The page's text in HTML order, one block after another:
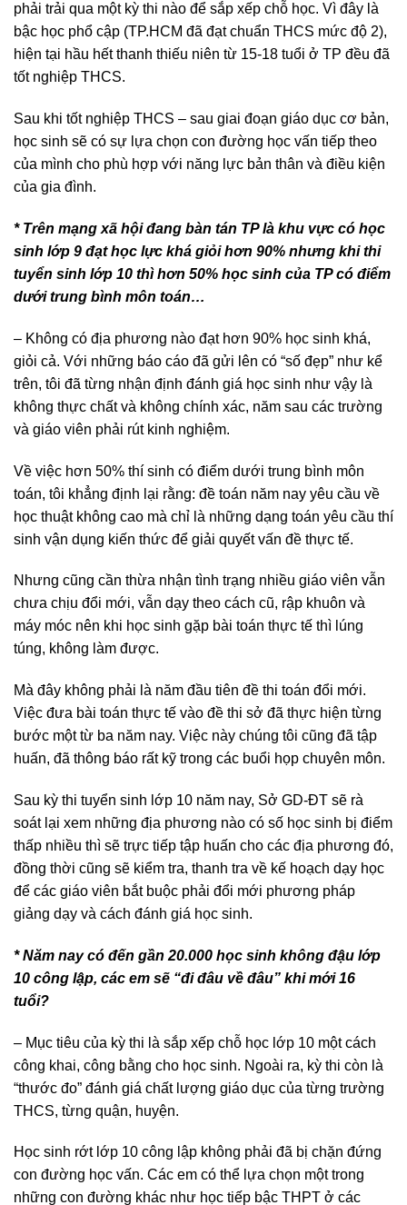
phải trải qua một kỳ thi nào để sắp xếp chỗ học. Vì đây là
bậc học phổ cập (TP.HCM đã đạt chuẩn THCS mức độ 2),
hiện tại hầu hết thanh thiếu niên từ 15-18 tuổi ở TP đều đã
tốt nghiệp THCS.
Sau khi tốt nghiệp THCS – sau giai đoạn giáo dục cơ bản,
học sinh sẽ có sự lựa chọn con đường học vấn tiếp theo
của mình cho phù hợp với năng lực bản thân và điều kiện
của gia đình.
* Trên mạng xã hội đang bàn tán TP là khu vực có học
sinh lớp 9 đạt học lực khá giỏi hơn 90% nhưng khi thi
tuyển sinh lớp 10 thì hơn 50% học sinh của TP có điểm
dưới trung bình môn toán…
– Không có địa phương nào đạt hơn 90% học sinh khá,
giỏi cả. Với những báo cáo đã gửi lên có “số đẹp” như kể
trên, tôi đã từng nhận định đánh giá học sinh như vậy là
không thực chất và không chính xác, năm sau các trường
và giáo viên phải rút kinh nghiệm.
Về việc hơn 50% thí sinh có điểm dưới trung bình môn
toán, tôi khẳng định lại rằng: đề toán năm nay yêu cầu về
học thuật không cao mà chỉ là những dạng toán yêu cầu thí
sinh vận dụng kiến thức để giải quyết vấn đề thực tế.
Nhưng cũng cần thừa nhận tình trạng nhiều giáo viên vẫn
chưa chịu đổi mới, vẫn dạy theo cách cũ, rập khuôn và
máy móc nên khi học sinh gặp bài toán thực tế thì lúng
túng, không làm được.
Mà đây không phải là năm đầu tiên đề thi toán đổi mới.
Việc đưa bài toán thực tế vào đề thi sở đã thực hiện từng
bước một từ ba năm nay. Việc này chúng tôi cũng đã tập
huấn, đã thông báo rất kỹ trong các buổi họp chuyên môn.
Sau kỳ thi tuyển sinh lớp 10 năm nay, Sở GD-ĐT sẽ rà
soát lại xem những địa phương nào có số học sinh bị điểm
thấp nhiều thì sẽ trực tiếp tập huấn cho các địa phương đó,
đồng thời cũng sẽ kiểm tra, thanh tra về kế hoạch dạy học
để các giáo viên bắt buộc phải đổi mới phương pháp
giảng dạy và cách đánh giá học sinh.
* Năm nay có đến gần 20.000 học sinh không đậu lớp
10 công lập, các em sẽ “đi đâu về đâu” khi mới 16
tuổi?
– Mục tiêu của kỳ thi là sắp xếp chỗ học lớp 10 một cách
công khai, công bằng cho học sinh. Ngoài ra, kỳ thi còn là
“thước đo” đánh giá chất lượng giáo dục của từng trường
THCS, từng quận, huyện.
Học sinh rớt lớp 10 công lập không phải đã bị chặn đứng
con đường học vấn. Các em có thể lựa chọn một trong
những con đường khác như học tiếp bậc THPT ở các